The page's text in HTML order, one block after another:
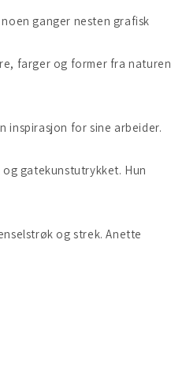
ganger nesten grafisk
farger og former fra naturen
inspirasjon for sine arbeider.
gatekunstutrykket. Hun
og strek. Anette